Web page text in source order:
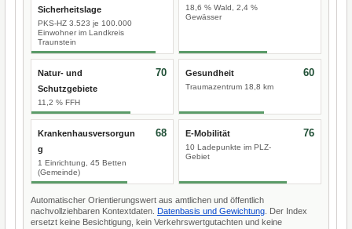
Sicherheitslage
PKS-HZ 3.523 je 100.000
Einwohner im Landkreis
Traunstein
18,6 % Wald, 2,4 %
Gewässer
Natur- und
Schutzgebiete
11,2 % FFH
70 Gesundheit
Traumazentrum 18,8 km
60
Krankenhausversorgun
g
1 Einrichtung, 45 Betten
(Gemeinde)
68 E-Mobilität
10 Ladepunkte im PLZ-
Gebiet
76
Automatischer Orientierungswert aus amtlichen und öffentlich
nachvollziehbaren Kontextdaten. Datenbasis und Gewichtung . Der Index
ersetzt keine Besichtigung, kein Verkehrswertgutachten und keine